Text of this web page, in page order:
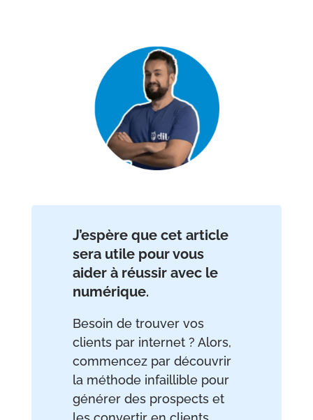
J’espère que cet article
sera utile pour vous
aider à réussir avec le
numérique.
Besoin de trouver vos
clients par internet ? Alors,
commencez par découvrir
la méthode infaillible pour
générer des prospects et